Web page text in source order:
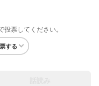
票してください。
する